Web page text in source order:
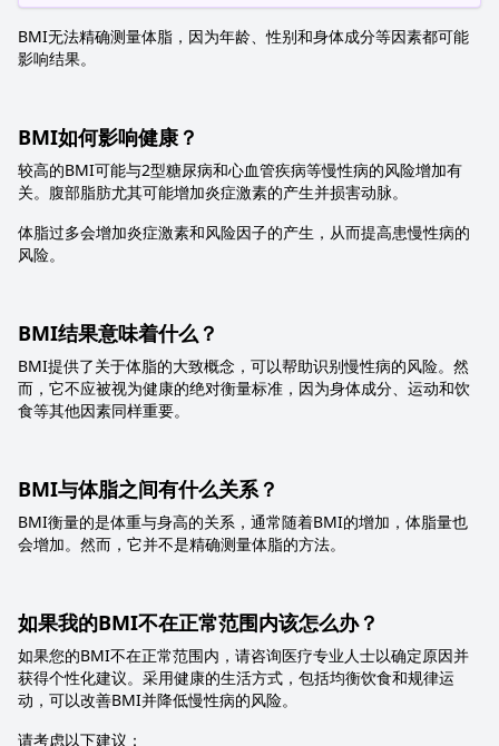
BMI无法精确测量体脂，因为年龄、性别和身体成分等因素都可能
影响结果。
BMI如何影响健康？
较高的BMI可能与2型糖尿病和心血管疾病等慢性病的风险增加有
关。腹部脂肪尤其可能增加炎症激素的产生并损害动脉。
体脂过多会增加炎症激素和风险因子的产生，从而提高患慢性病的
风险。
BMI结果意味着什么？
BMI提供了关于体脂的大致概念，可以帮助识别慢性病的风险。然
而，它不应被视为健康的绝对衡量标准，因为身体成分、运动和饮
食等其他因素同样重要。
BMI与体脂之间有什么关系？
BMI衡量的是体重与身高的关系，通常随着BMI的增加，体脂量也
会增加。然而，它并不是精确测量体脂的方法。
如果我的BMI不在正常范围内该怎么办？
如果您的BMI不在正常范围内，请咨询医疗专业人士以确定原因并
获得个性化建议。采用健康的生活方式，包括均衡饮食和规律运
动，可以改善BMI并降低慢性病的风险。
请考虑以下建议：